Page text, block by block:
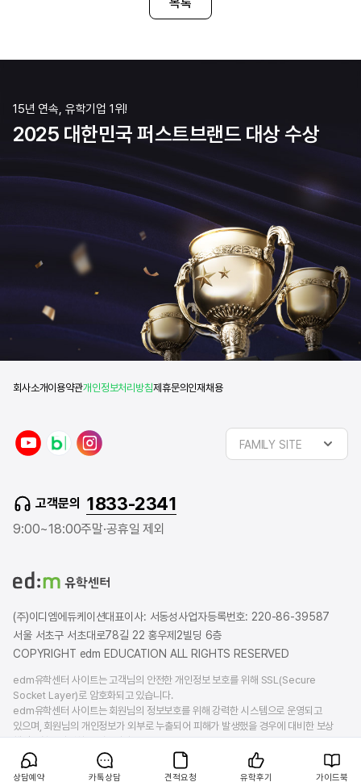
상담예약 카톡상담 견적요청 유학후기 가이드북
15년 연속, 유학기업 1위!
2025 대한민국 퍼스트브랜드 대상 수상
회사소개이용약관개인정보처리방침제휴문의 인재채용
u
n
a
r
l
a
FAMILY SITE
고객문의 1833-2341
9:00~18:00주말·공휴일 제외
(주)이디엠에듀케이션대표이사: 서동성사업자등록번호: 220-86-39587
서울 서초구 서초대로78길 22 홍우제2빌딩 6층
COPYRIGHT edm EDUCATION ALL RIGHTS RESERVED
edm유학센터 사이트는 고객님의 안전한 개인정보 보호를 위해 SSL(Secure
Socket Layer)로 암호화되고 있습니다.
edm유학센터 사이트는 회원님의 정보보호를 위해 강력한 시스템으로 운영되고
있으며, 회원님의 개인정보가 외부로 누출되어 피해가 발생했을 경우에 대비한 보상
책임보험을 가입하고 있습니다.